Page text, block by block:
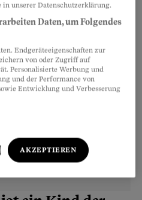
unserer Datenschutzerklärung.
Daten, um Folgendes
Endgeräteeigenschaften zur
von oder Zugriff auf
Personalisierte Werbung und
und der Performance von
Entwicklung und Verbesserung
AKZEPTIEREN